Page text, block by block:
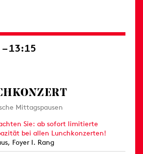
13:15
Mittagspausen
Sie: ab sofort limitierte
bei allen Lunchkonzerten!
Foyer I. Rang